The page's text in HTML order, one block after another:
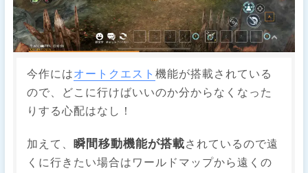
今作にはオートクエスト機能が搭載されている
ので、どこに行けばいいのか分からなくなった
りする心配はなし！
加えて、 瞬間移動機能が搭載されているので遠
くに行きたい場合はワールドマップから遠くの